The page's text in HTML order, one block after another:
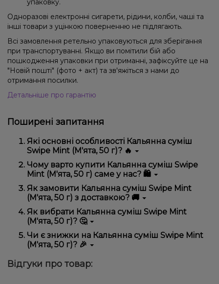
упаковку.
Одноразові електронні сигарети, рідини, колби, чаші та
інші товари з уцінкою поверненню не підлягають.
Всі замовлення ретельно упаковуються для зберігання
при транспортуванні. Якщо ви помітили бій або
пошкодження упаковки при отриманні, зафіксуйте це на
"Новій пошті" (фото + акт) та зв'яжіться з нами до
отримання посилки.
Детальніше про гарантію
Поширені запитання
Які основні особливості Кальянна суміш
Swipe Mint (М'ята, 50 г)? 🔥
Кальянна суміш Swipe Mint (М'ята, 50 г)
відрізняється високою якістю, зручністю
використання та надійністю.
Чому варто купити Кальянна суміш Swipe
Mint (М'ята, 50 г) саме у нас? 🛍️
Ми пропонуємо тільки оригінальну продукцію,
широкий асортимент, вигідні ціни та швидку
доставку. Крім того, у нас регулярні акції та знижки
для клієнтів!
Як замовити Кальянна суміш Swipe Mint
(М'ята, 50 г) з доставкою? 🚚
Оформити замовлення можна в кілька кліків:
Додайте Кальянна суміш Swipe Mint (М'ята, 50
г) до кошика.
Перейдіть до оформлення замовлення.
Підтвердіть замовлення – ми швидко
надішлемо його вам!
Як вибрати Кальянна суміш Swipe Mint
(М'ята, 50 г)? 🤔
Вибір залежить від ваших уподобань – наприклад,
якщо це кальян, враховуйте розмір, матеріал та тип
чаші, якщо вейп – потужність та смак. Наші
варіант.
Чи є знижки на Кальянна суміш Swipe Mint
(М'ята, 50 г)? 🎉
спеціальні пропозиції. Слідкуйте за оновленнями на
Відгуки про товар: